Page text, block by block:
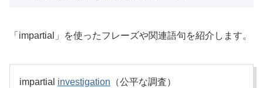
「impartial」を使ったフレーズや関連語句を紹介します。
impartial investigation （公平な調査）